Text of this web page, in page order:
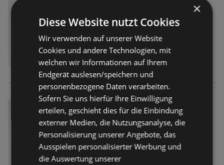
×
Diese Website nutzt Cookies
Wir verwenden auf unserer Website
Cookies und andere Technologien, mit
welchen wir Informationen auf Ihrem
Endgerät auslesen/speichern und
personenbezogene Daten verarbeiten.
Sofern Sie uns hierfür Ihre Einwilligung
erteilen, geschieht dies für die Einbindung
externer Medien, die Nutzungsanalyse, die
Personalisierung unserer Angebote, das
Ausspielen personalisierter Werbung und
die Auswertung unserer